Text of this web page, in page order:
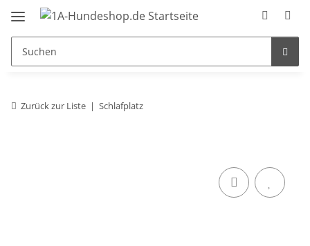
Zurück zur Liste Schlafplatz